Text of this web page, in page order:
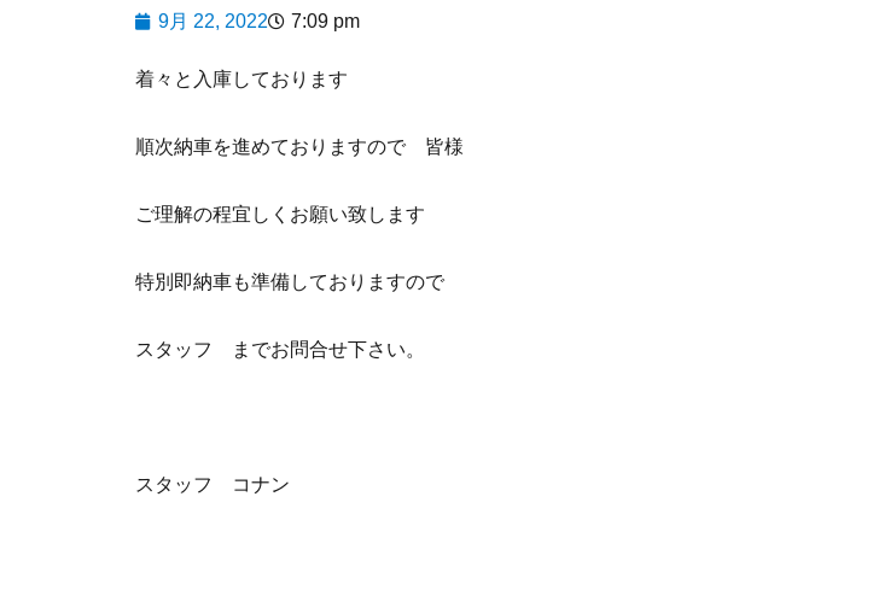
9月 22, 2022 7:09 pm
着々と入庫しております
順次納車を進めておりますので 皆様
ご理解の程宜しくお願い致します
特別即納車も準備しておりますので
スタッフ までお問合せ下さい。
スタッフ コナン